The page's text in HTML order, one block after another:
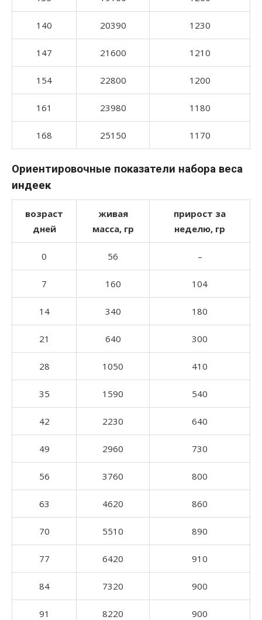
140 20390 1230
147 21600 1210
154 22800 1200
161 23980 1180
168 25150 1170
Ориентировочные показатели набора веса
индеек
возраст
дней
живая
масса, гр
прирост за
неделю, гр
0 56 –
7 160 104
14 340 180
21 640 300
28 1050 410
35 1590 540
42 2230 640
49 2960 730
56 3760 800
63 4620 860
70 5510 890
77 6420 910
84 7320 900
91 8220 900